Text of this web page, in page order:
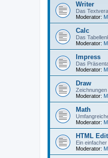
Writer
Das
Moderator:
Calc
Das
Moderator:
Impress
Das
Moderator:
Draw
Moderator:
Math
Moderator:
HTML
Ein
Moderator: